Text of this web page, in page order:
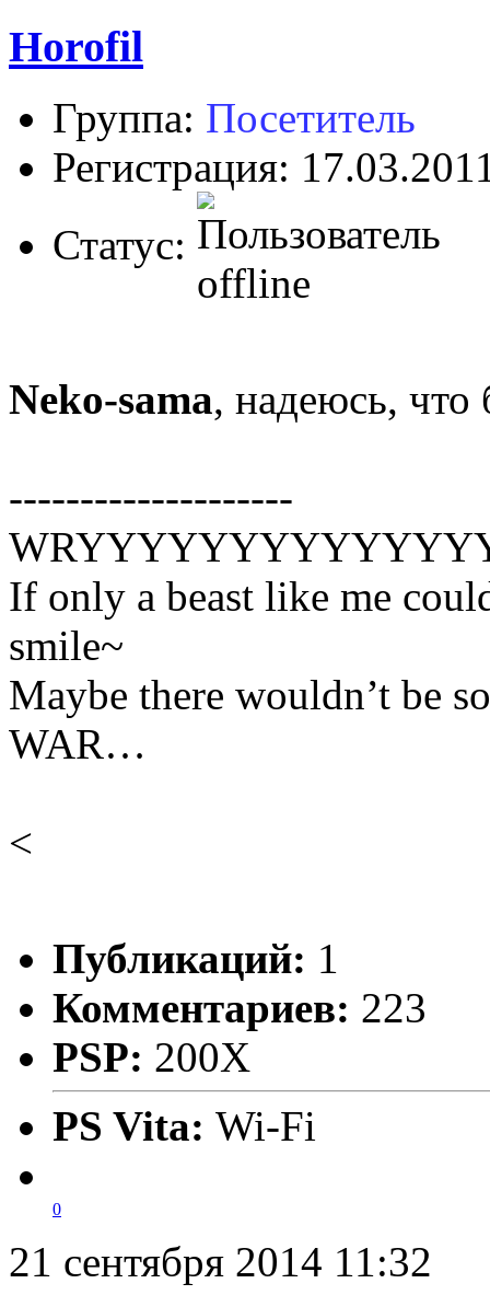
Horofil
Группа: Посетитель
Регистрация:
Статус:
Neko-sama, надеюсь, что
--------------------
If only a beast like me
smile~
Maybe there wouldn’t be
WAR…
<
Публикаций: 1
Комментариев: 223
PSP: 200X
PS Vita: Wi-Fi
0
21 сентября 2014 11:32